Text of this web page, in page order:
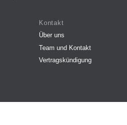
Kontakt
Über uns
Team und Kontakt
Vertragskündigung